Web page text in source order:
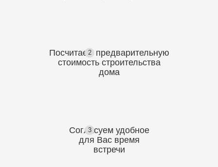
2
Посчитаем предварительную
стоимость строительства
дома
3
Согласуем удобное
для Вас время
встречи